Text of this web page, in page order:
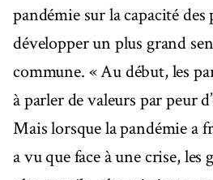
pandémie sur la capacité
développer un plus grand
commune. « Au début, les
à parler de valeurs par peur
Mais lorsque la pandémie a
a vu que face à une crise, les